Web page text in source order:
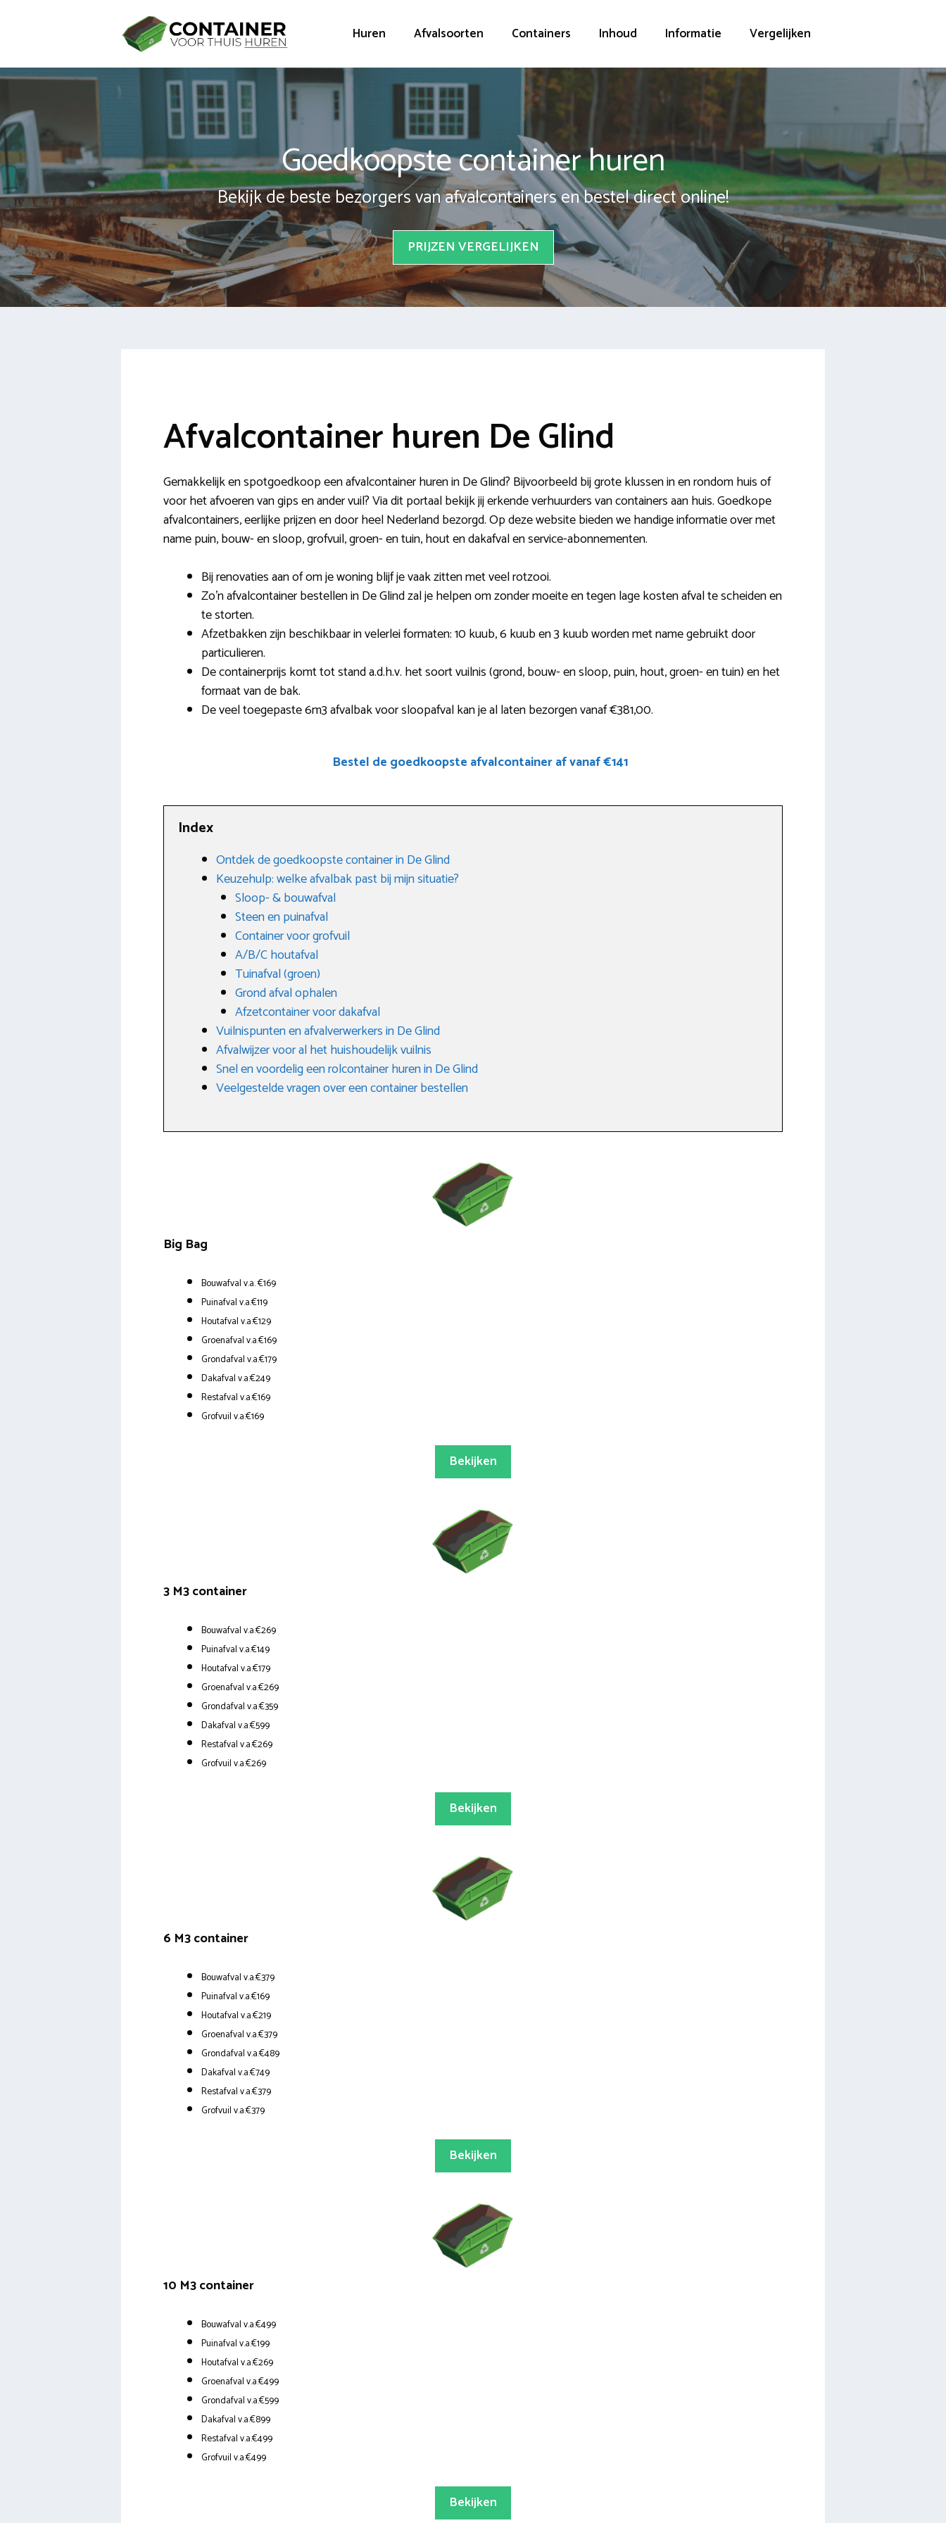
Huren Afvalsoorten Containers Inhoud Informatie Vergelijken
Goedkoopste container huren
Bekijk de beste bezorgers van afvalcontainers en bestel direct online!
PRIJZEN VERGELIJKEN
Afvalcontainer huren De Glind
Gemakkelijk en spotgoedkoop een afvalcontainer huren in De Glind? Bijvoorbeeld bij grote klussen in en rondom huis of
voor het afvoeren van gips en ander vuil? Via dit portaal bekijk jij erkende verhuurders van containers aan huis. Goedkope
afvalcontainers, eerlijke prijzen en door heel Nederland bezorgd. Op deze website bieden we handige informatie over met
name puin, bouw- en sloop, grofvuil, groen- en tuin, hout en dakafval en service-abonnementen.
Bij renovaties aan of om je woning blijf je vaak zitten met veel rotzooi.
Zo’n afvalcontainer bestellen in De Glind zal je helpen om zonder moeite en tegen lage kosten afval te scheiden en
te storten.
Afzetbakken zijn beschikbaar in velerlei formaten: 10 kuub, 6 kuub en 3 kuub worden met name gebruikt door
particulieren.
De containerprijs komt tot stand a.d.h.v. het soort vuilnis (grond, bouw- en sloop, puin, hout, groen- en tuin) en het
formaat van de bak.
De veel toegepaste 6m3 afvalbak voor sloopafval kan je al laten bezorgen vanaf €381,00.
Bestel de goedkoopste afvalcontainer af vanaf €141
Index
Ontdek de goedkoopste container in De Glind
Keuzehulp: welke afvalbak past bij mijn situatie?
Sloop- & bouwafval
Steen en puinafval
Container voor grofvuil
A/B/C houtafval
Tuinafval (groen)
Grond afval ophalen
Afzetcontainer voor dakafval
Vuilnispunten en afvalverwerkers in De Glind
Afvalwijzer voor al het huishoudelijk vuilnis
Snel en voordelig een rolcontainer huren in De Glind
Veelgestelde vragen over een container bestellen
Big Bag
Bouwafval v.a. €169
Puinafval v.a.€119
Houtafval v.a.€129
Groenafval v.a.€169
Grondafval v.a.€179
Dakafval v.a.€249
Restafval v.a.€169
Grofvuil v.a.€169
Bekijken
3 M3 container
Bouwafval v.a.€269
Puinafval v.a.€149
Houtafval v.a.€179
Groenafval v.a.€269
Grondafval v.a.€359
Dakafval v.a.€599
Restafval v.a.€269
Grofvuil v.a.€269
Bekijken
6 M3 container
Bouwafval v.a.€379
Puinafval v.a.€169
Houtafval v.a.€219
Groenafval v.a.€379
Grondafval v.a.€489
Dakafval v.a.€749
Restafval v.a.€379
Grofvuil v.a.€379
Bekijken
10 M3 container
Bouwafval v.a.€499
Puinafval v.a.€199
Houtafval v.a.€269
Groenafval v.a.€499
Grondafval v.a.€599
Dakafval v.a.€899
Restafval v.a.€499
Grofvuil v.a.€499
Bekijken